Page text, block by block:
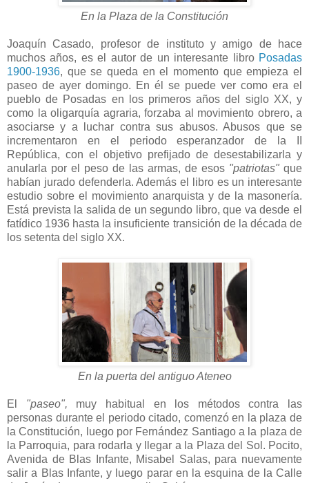
En la Plaza de la Constitución
Joaquín Casado, profesor de instituto y amigo de hace
muchos años, es el autor de un interesante libro Posadas
1900-1936, que se queda en el momento que empieza el
paseo de ayer domingo. En él se puede ver como era el
pueblo de Posadas en los primeros años del siglo XX, y
como la oligarquía agraria, forzaba al movimiento obrero, a
asociarse y a luchar contra sus abusos. Abusos que se
incrementaron en el periodo esperanzador de la II
República, con el objetivo prefijado de desestabilizarla y
anularla por el peso de las armas, de esos "patriotas" que
habían jurado defenderla. Además el libro es un interesante
estudio sobre el movimiento anarquista y de la masonería.
Está prevista la salida de un segundo libro, que va desde el
fatídico 1936 hasta la insuficiente transición de la década de
los setenta del siglo XX.
En la puerta del antiguo Ateneo
El "paseo", muy habitual en los métodos contra las
personas durante el periodo citado, comenzó en la plaza de
la Constitución, luego por Fernández Santiago a la plaza de
la Parroquia, para rodarla y llegar a la Plaza del Sol. Pocito,
Avenida de Blas Infante, Misabel Salas, para nuevamente
salir a Blas Infante, y luego parar en la esquina de la Calle